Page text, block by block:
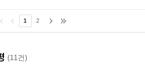
1 2
(11건)